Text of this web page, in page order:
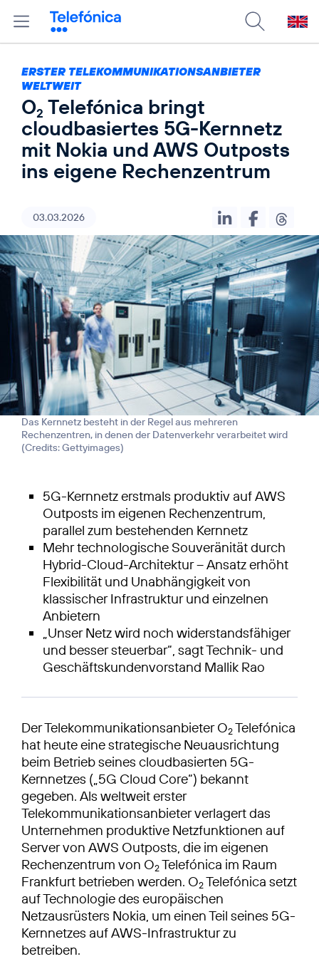
ERSTER TELEKOMMUNIKATIONSANBIETER
WELTWEIT
O2 Telefónica bringt
cloudbasiertes 5G-Kernnetz
mit Nokia und AWS Outposts
ins eigene Rechenzentrum
03.03.2026
Das Kernnetz besteht in der Regel aus mehreren
Rechenzentren, in denen der Datenverkehr verarbeitet wird
(Credits: Gettyimages)
5G-Kernnetz erstmals produktiv auf AWS
Outposts im eigenen Rechenzentrum,
parallel zum bestehenden Kernnetz
Mehr technologische Souveränität durch
Hybrid-Cloud-Architektur – Ansatz erhöht
Flexibilität und Unabhängigkeit von
klassischer Infrastruktur und einzelnen
Anbietern
„Unser Netz wird noch widerstandsfähiger
und besser steuerbar“, sagt Technik- und
Geschäftskundenvorstand Mallik Rao
Der Telekommunikationsanbieter O2Telefónica
hat heute eine strategische Neuausrichtung
beim Betrieb seines cloudbasierten 5G-
Kernnetzes („5G Cloud Core“) bekannt
gegeben. Als weltweit erster
Telekommunikationsanbieter verlagert das
Unternehmen produktive Netzfunktionen auf
Server von AWS Outposts, die im eigenen
Rechenzentrum von O2Telefónica im Raum
Frankfurt betrieben werden. O2Telefónica setzt
auf Technologie des europäischen
Netzausrüsters Nokia, um einen Teil seines 5G-
Kernnetzes auf AWS-Infrastruktur zu
betreiben.